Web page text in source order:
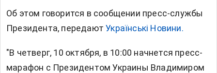
Об этом говорится в сообщении пресс-службы
Президента, передают Українськi Новини.
"В четверг, 10 октября, в 10:00 начнется пресс-
марафон с Президентом Украины Владимиром